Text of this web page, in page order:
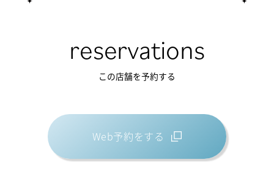
reservations
この店舗を予約する
Web予約をする